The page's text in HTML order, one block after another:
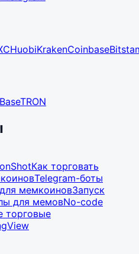
HuobiKrakenCoinbase
BaseTRON
Как торговать
Telegram-боты
мемкоиновЗапуск
для мемовNo-code
торговые